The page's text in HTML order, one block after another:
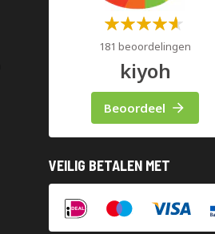
Waardering:
181 beoordelingen
kiyoh
Beoordeel
VEILIG BETALEN MET